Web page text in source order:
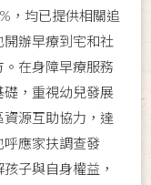
，均已提供相關追
辦早療到宅和社
在身障早療服務
，重視幼兒發展
源互助協力，達
呼應家扶調查發
子與自身權益，